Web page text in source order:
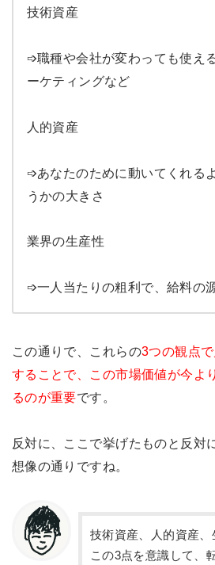
技術資産
➩職種や会社が変わっても使え
ーケティングなど
人的資産
➩あなたのために動いてくれる
うかの大きさ
業界の生産性
➩一人当たりの粗利で、給料の
この通りで、これらの3つの観点で
することで、この市場価値が今よ
るのが重要です。
反対に、ここで挙げたものと反対
想像の通りですね。
技術資産、人的資産、
この3点を意識して、